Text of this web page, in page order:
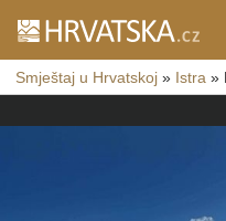
Smještaj u Hrvatskoj » Istra »